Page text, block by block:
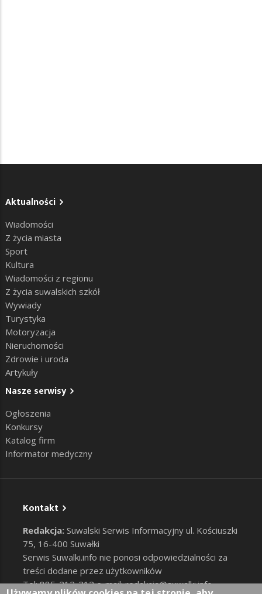
Aktualności
Wiadomości
Z życia miasta
Sport
Kultura
Wiadomości z regionu
Z życia suwalskich szkół
Wywiady
Turystyka
Motoryzacja
Nieruchomości
Zdrowie i uroda
Artykuły
Nasze serwisy
Ogłoszenia
Konkursy
Katalog firm
Informator medyczny
Kontakt
Redakcja: Suwalski Serwis Informacyjny ul. Kościuszki
75, 16-400 Suwałki
Serwis Suwalki.info nie ponosi odpowiedzialności za
treści dodane przez użytkowników
Tel: 885-212-212 e-mail:redakcja@suwalki.info,